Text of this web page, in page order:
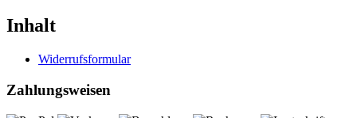
Inhalt
Widerrufsformular
Zahlungsweisen